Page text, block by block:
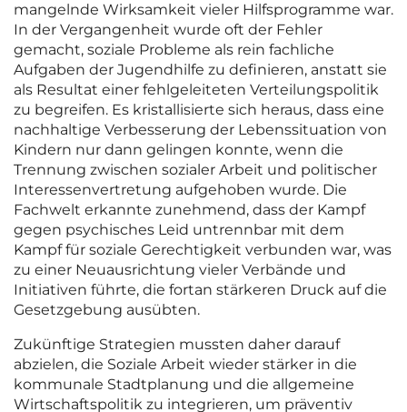
mangelnde Wirksamkeit vieler Hilfsprogramme war.
In der Vergangenheit wurde oft der Fehler
gemacht, soziale Probleme als rein fachliche
Aufgaben der Jugendhilfe zu definieren, anstatt sie
als Resultat einer fehlgeleiteten Verteilungspolitik
zu begreifen. Es kristallisierte sich heraus, dass eine
nachhaltige Verbesserung der Lebenssituation von
Kindern nur dann gelingen konnte, wenn die
Trennung zwischen sozialer Arbeit und politischer
Interessenvertretung aufgehoben wurde. Die
Fachwelt erkannte zunehmend, dass der Kampf
gegen psychisches Leid untrennbar mit dem
Kampf für soziale Gerechtigkeit verbunden war, was
zu einer Neuausrichtung vieler Verbände und
Initiativen führte, die fortan stärkeren Druck auf die
Gesetzgebung ausübten.
Zukünftige Strategien mussten daher darauf
abzielen, die Soziale Arbeit wieder stärker in die
kommunale Stadtplanung und die allgemeine
Wirtschaftspolitik zu integrieren, um präventiv